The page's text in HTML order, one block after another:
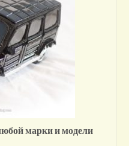
марки и модели